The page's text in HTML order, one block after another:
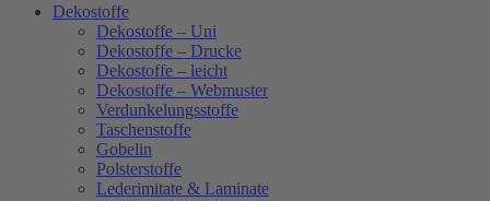
Dekostoffe
Dekostoffe – Uni
Dekostoffe – Drucke
Dekostoffe – leicht
Dekostoffe – Webmuster
Verdunkelungsstoffe
Taschenstoffe
Gobelin
Polsterstoffe
Lederimitate & Laminate